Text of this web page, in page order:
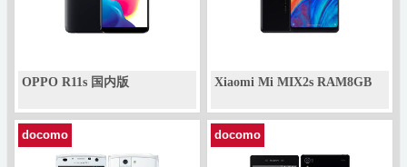
OPPO R11s 国内版 Xiaomi Mi MIX2s RAM8GB
docomo docomo